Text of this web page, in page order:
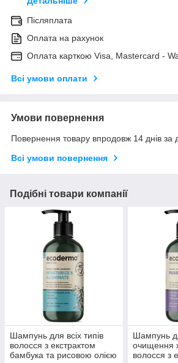
Післяплата
Оплата на рахунок
Оплата карткою Visa, Mastercard -
Всі умови оплати
Умови повернення
Повернення товару впродовж 14 днів за
Всі умови повернення
Подібні товари компанії
Шампунь для всіх типів
волосся з екстрактом
бамбука та рисовою олією
Шампунь
очищення
волосся з